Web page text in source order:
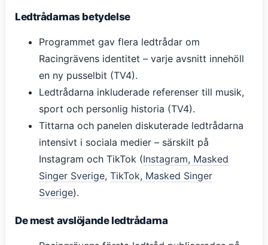
Ledtrådarnas betydelse
Programmet gav flera ledtrådar om
Racingrävens identitet – varje avsnitt innehöll
en ny pusselbit (TV4).
Ledtrådarna inkluderade referenser till musik,
sport och personlig historia (TV4).
Tittarna och panelen diskuterade ledtrådarna
intensivt i sociala medier – särskilt på
Instagram och TikTok (Instagram, Masked
Singer Sverige, TikTok, Masked Singer
Sverige).
De mest avslöjande ledtrådarna